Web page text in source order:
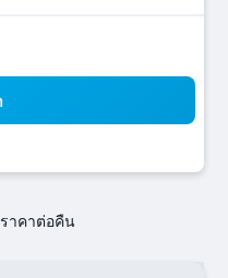
าคาต่อคืน